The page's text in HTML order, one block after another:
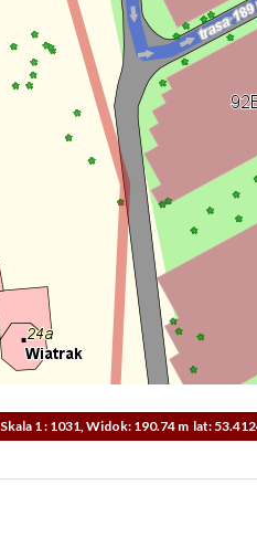
Skala 1 : 1031, Widok: 190.74 m lat: